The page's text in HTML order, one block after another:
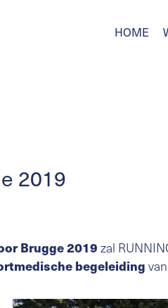
HOME
2019
Brugge 2019zal
begeleiding